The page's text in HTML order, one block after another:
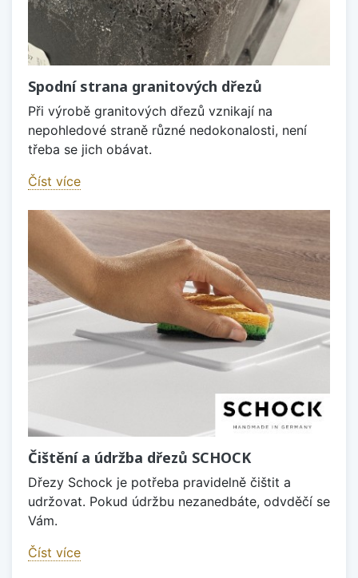
Spodní strana granitových dřezů
Při výrobě granitových dřezů vznikají na
nepohledové straně různé nedokonalosti, není
třeba se jich obávat.
Číst více
Čištění a údržba dřezů SCHOCK
Dřezy Schock je potřeba pravidelně čištit a
udržovat. Pokud údržbu nezanedbáte, odvděčí se
Vám.
Číst více